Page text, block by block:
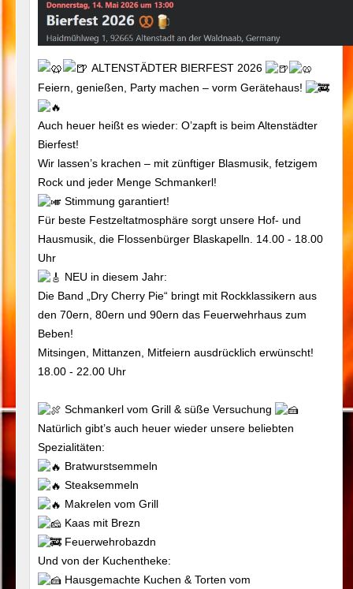
ALTENSTÄDTER BIERFEST 2026
Feiern, genießen, Party machen – vorm Gerätehaus!
Auch heuer heißt es wieder: O’zapft is beim Altenstädter
Bierfest!
Wir lassen’s krachen – mit zünftiger Blasmusik, fetzigem
Rock und jeder Menge Schmankerl!
Stimmung garantiert!
Für beste Festzeltatmosphäre sorgt unsere Hof- und
Hausmusik, die Flossenbürger Blaskapelln. 14.00 - 18.00
Uhr
NEU in diesem Jahr:
Die Band „Dry Cherry Pie“ bringt mit Rockklassikern aus
den 70ern, 80ern und 90ern das Feuerwehrhaus zum
Beben!
Mitsingen, Mittanzen, Mitfeiern ausdrücklich erwünscht!
18.00 - 22.00 Uhr
Schmankerl vom Grill & süße Versuchung
Natürlich gibt’s auch heuer wieder unsere beliebten
Spezialitäten:
Bratwurstsemmeln
Steaksemmeln
Makrelen vom Grill
Kaas mit Brezn
Feuerwehrobazdn
Und von der Kuchentheke:
Hausgemachte Kuchen & Torten vom